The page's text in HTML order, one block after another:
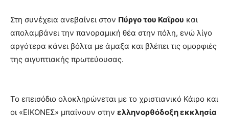
Στη συνέχεια ανεβαίνει στον Πύργο του Καΐρου και
απολαμβάνει την πανοραμική θέα στην πόλη, ενώ λίγο
αργότερα κάνει βόλτα με άμαξα και βλέπει τις ομορφιές
της αιγυπτιακής πρωτεύουσας.
Το επεισόδιο ολοκληρώνεται με το χριστιανικό Κάιρο και
οι «ΕΙΚΟΝΕΣ» μπαίνουν στην ελληνορθόδοξη εκκλησία